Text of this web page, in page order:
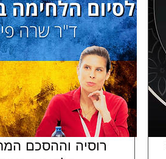
רוסיה וההסכם